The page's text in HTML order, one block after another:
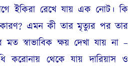
ইকিরা রেখে যায় এক নোট। কি
এমন কী তার মৃত্যুর পর তার
মত স্বাভাবিক ক্ষয় দেখা যায় না –
করোনায় থেকে যায় দারিয়াস ও